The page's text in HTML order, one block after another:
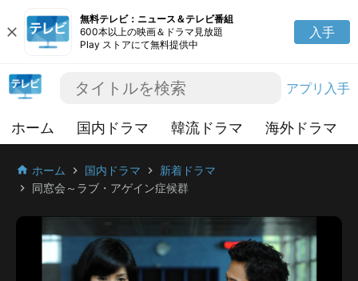
close
無料テレビ：ニュース＆テレビ番組
600本以上の映画＆ドラマ見放題
Play ストアにて無料提供中
入手
アプリ入手
ホーム 国内ドラマ 韓流ドラマ 海外ドラマ
home ホーム chevron_right 国内ドラマ chevron_right 新着ドラマ
chevron_right 同窓会～ラブ・アゲイン症候群